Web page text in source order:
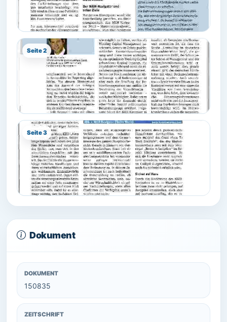
Seite 2
Seite 3
Dokument
DOKUMENT
150835
ZEITSCHRIFT